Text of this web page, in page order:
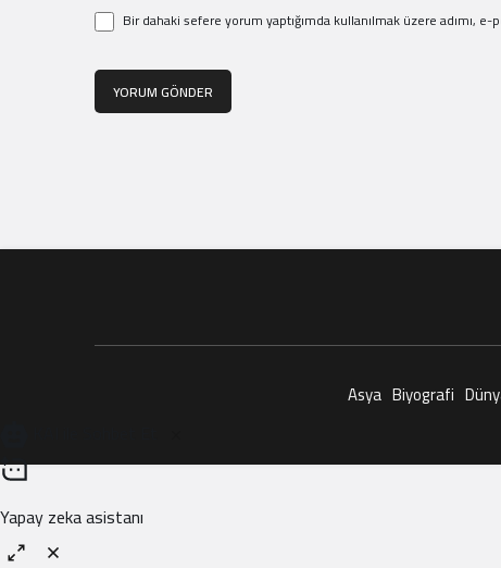
Bir dahaki sefere yorum yaptığımda kullanılmak üzere adımı,
YORUM GÖNDER
Asya Biyografi
Yapay zeka asistanı